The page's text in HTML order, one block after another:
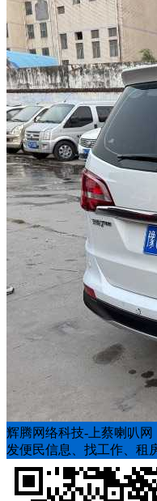
辉腾网络科技-上蔡喇叭网
发便民信息、找工作、租